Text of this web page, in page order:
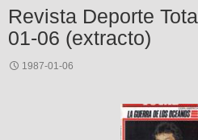
Revista Deporte
01-06 (extracto)
1987-01-06